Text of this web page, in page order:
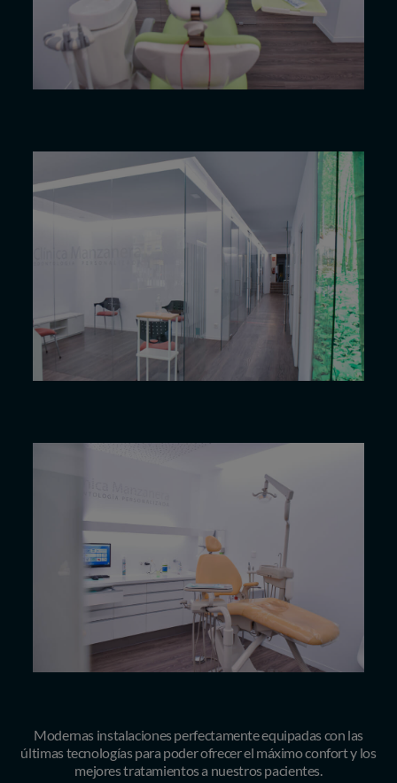
Modernas instalaciones perfectamente equipadas con las
últimas tecnologías para poder ofrecer el máximo confort y los
mejores tratamientos a nuestros pacientes.